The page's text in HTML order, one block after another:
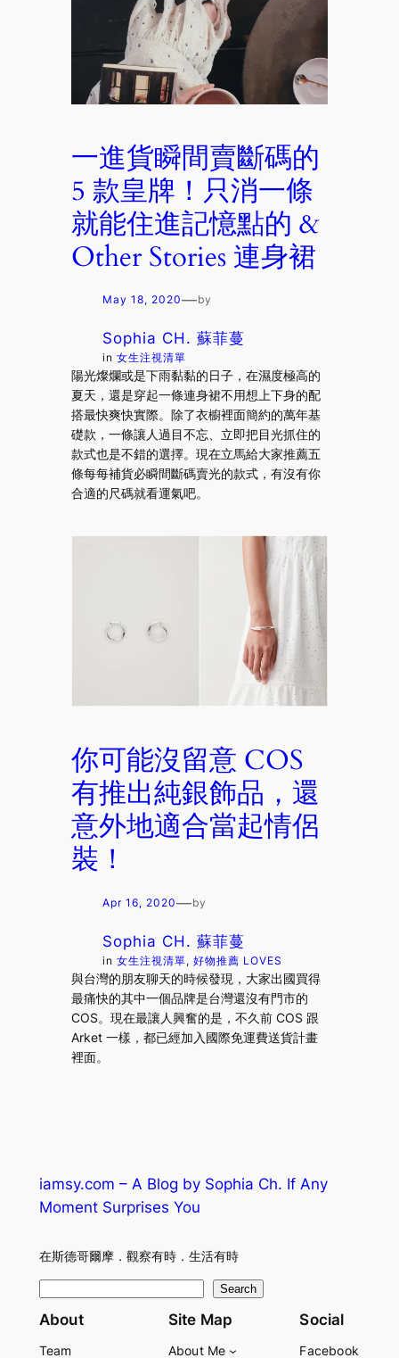
一進貨瞬間賣斷碼的
5 款皇牌！只消一條
就能住進記憶點的 &
Other Stories 連身裙
May 18, 2020—by
Sophia CH. 蘇菲蔓
in女生注視清單
陽光燦爛或是下雨黏黏的日子，在濕度極高的
夏天，還是穿起一條連身裙不用想上下身的配
搭最快爽快實際。除了衣櫥裡面簡約的萬年基
礎款，一條讓人過目不忘、立即把目光抓住的
款式也是不錯的選擇。現在立馬給大家推薦五
條每每補貨必瞬間斷碼賣光的款式，有沒有你
合適的尺碼就看運氣吧。
你可能沒留意 COS
有推出純銀飾品，還
意外地適合當起情侶
裝！
Apr 16, 2020—by
Sophia CH. 蘇菲蔓
in女生注視清單, 好物推薦 LOVES
與台灣的朋友聊天的時候發現，大家出國買得
最痛快的其中一個品牌是台灣還沒有門市的
COS。現在最讓人興奮的是，不久前 COS 跟
Arket 一樣，都已經加入國際免運費送貨計畫
裡面。
iamsy.com – A Blog by Sophia Ch. If Any
Moment Surprises You
在斯德哥爾摩．觀察有時．生活有時
e
Search
About
Team
Site Map
About Me
Social
Facebook